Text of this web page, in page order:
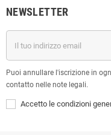
NEWSLETTER
Puoi annullare l'iscrizione in
contatto nelle note legali.
Accetto le condizioni